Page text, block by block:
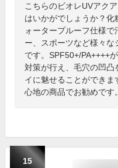
こちらのビオレUVアク
はいかがでしょうか？化
ォータープルーフ仕様
ー、スポーツなど様々
です。SPF50+/PA++++
対策が行え、毛穴の凹凸
イに魅せることができ
心地の商品でお勧めです。
15